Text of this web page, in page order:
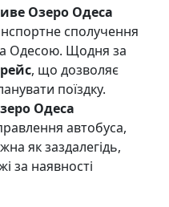
Озеро Одеса
сполучення
Одесою. Щодня за
, що дозволяє
поїздку.
Одеса
автобуса,
як заздалегідь,
за наявності